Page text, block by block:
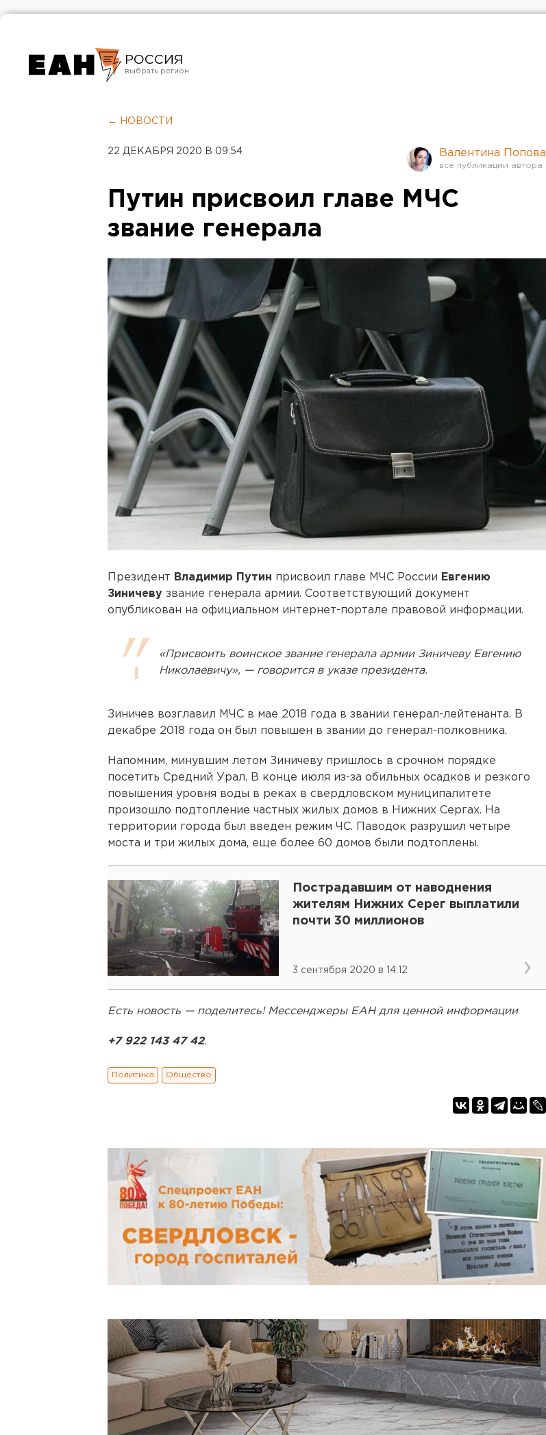
РОССИЯ
Челябинск
← НОВОСТИ
22 ДЕКАБРЯ 2020 В 09:54 Валентина Попова
Путин присвоил главе МЧС
звание генерала
Президент Владимир Путин присвоил главе МЧС России Евгению
Зиничеву звание генерала армии. Соответствующий документ
опубликован на официальном интернет-портале правовой информации.
«Присвоить воинское звание генерала армии Зиничеву Евгению
Николаевичу», — говорится в указе президента.
Зиничев возглавил МЧС в мае 2018 года в звании генерал-лейтенанта. В
декабре 2018 года он был повышен в звании до генерал-полковника.
Напомним, минувшим летом Зиничеву пришлось в срочном порядке
посетить Средний Урал. В конце июля из-за обильных осадков и резкого
повышения уровня воды в реках в свердловском муниципалитете
произошло подтопление частных жилых домов в Нижних Сергах. На
территории города был введен режим ЧС. Паводок разрушил четыре
моста и три жилых дома, еще более 60 домов были подтоплены.
Пострадавшим от наводнения
жителям Нижних Серег выплатили
почти 30 миллионов
3 сентября 2020 в 14:12
Есть новость — поделитесь! Мессенджеры ЕАН для ценной информации
+7 922 143 47 42.
Политика Общество